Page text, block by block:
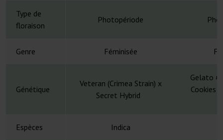
Type de
floraison
Photopériode
Genre Féminisée
Génétique
Veteran (Crimea Strain) x
Secret Hybrid
Gelato
Cookies
Espèces Indica